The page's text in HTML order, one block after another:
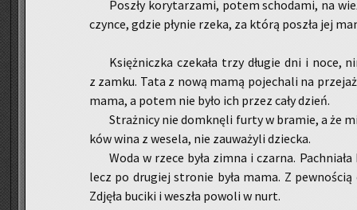
Po­szły ko­ry­ta­rza­mi, potem scho­da­mi, na
czyn­ce, gdzie pły­nie rzeka, za którą po­szła jej
Księż­nicz­ka cze­ka­ła trzy dłu­gie dni i noce,
z zamku. Tata z nową mamą po­je­cha­li na
mama, a potem nie było ich przez cały dzień.
Straż­ni­cy nie do­mknę­li furty w bra­mie, a że
ków wina z we­se­la, nie za­uwa­ży­li dziec­ka.
Woda w rzece była zimna i czar­na.
lecz po dru­giej stro­nie była mama. Z pew­no­ścią
Zdję­ła bu­ci­ki i we­szła po­wo­li w nurt.